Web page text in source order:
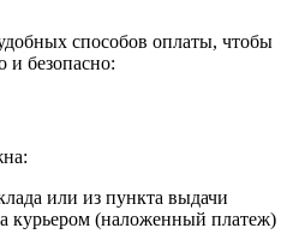
способов оплаты, чтобы
и безопасно:
или из пункта выдачи
курьером (наложенный платеж)